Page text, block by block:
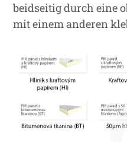
beidseitig durch eine
mit einem anderen